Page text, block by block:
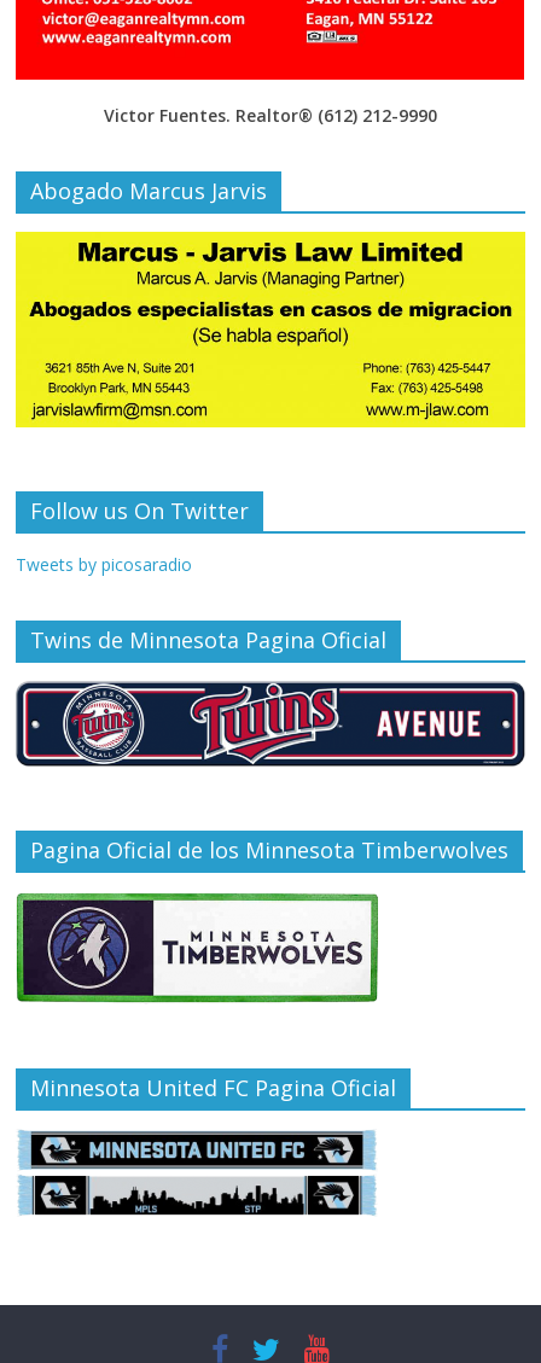
Victor Fuentes. Realtor® (612) 212-9990
Abogado Marcus Jarvis
Follow us On Twitter
Tweets by picosaradio
Twins de Minnesota Pagina Oficial
Pagina Oficial de los Minnesota Timberwolves
Minnesota United FC Pagina Oficial